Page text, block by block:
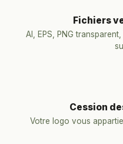
Fichiers
AI, EPS, PNG
Cession
Votre logo vous